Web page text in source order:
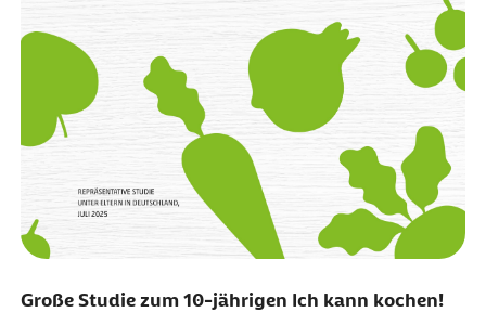
Große Studie zum 10-jährigen Ich kann kochen!